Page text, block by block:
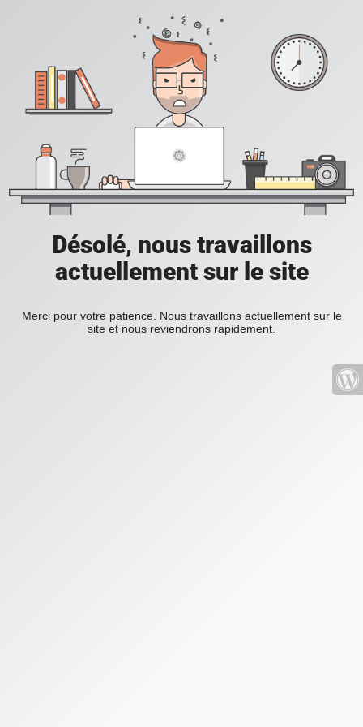
Désolé, nous travaillons
actuellement sur le site
Merci pour votre patience. Nous travaillons actuellement sur le
site et nous reviendrons rapidement.